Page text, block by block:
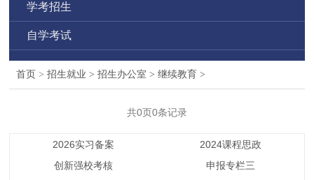
学考招生
自学考试
首页 >招生就业 >招生办公室 >继续教育 >
共0页0条记录
2026实习备案
2024课程思政
创新强校考核
申报专栏三